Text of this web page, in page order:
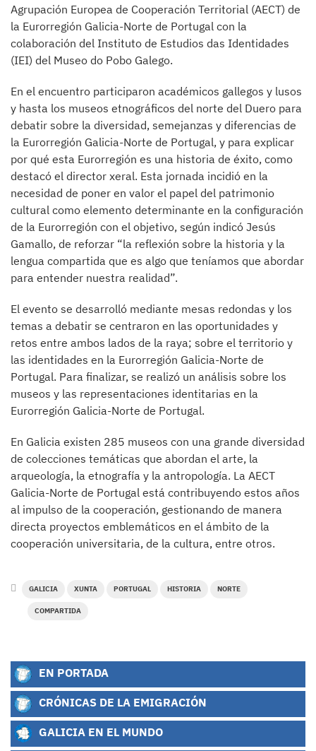
Agrupación Europea de Cooperación Territorial (AECT) de
la Eurorregión Galicia-Norte de Portugal con la
colaboración del Instituto de Estudios das Identidades
(IEI) del Museo do Pobo Galego.
En el encuentro participaron académicos gallegos y lusos
y hasta los museos etnográficos del norte del Duero para
debatir sobre la diversidad, semejanzas y diferencias de
la Eurorregión Galicia-Norte de Portugal, y para explicar
por qué esta Eurorregión es una historia de éxito, como
destacó el director xeral. Esta jornada incidió en la
necesidad de poner en valor el papel del patrimonio
cultural como elemento determinante en la configuración
de la Eurorregión con el objetivo, según indicó Jesús
Gamallo, de reforzar “la reflexión sobre la historia y la
lengua compartida que es algo que teníamos que abordar
para entender nuestra realidad”.
El evento se desarrolló mediante mesas redondas y los
temas a debatir se centraron en las oportunidades y
retos entre ambos lados de la raya; sobre el territorio y
las identidades en la Eurorregión Galicia-Norte de
Portugal. Para finalizar, se realizó un análisis sobre los
museos y las representaciones identitarias en la
Eurorregión Galicia-Norte de Portugal.
En Galicia existen 285 museos con una grande diversidad
de colecciones temáticas que abordan el arte, la
arqueología, la etnografía y la antropología. La AECT
Galicia-Norte de Portugal está contribuyendo estos años
al impulso de la cooperación, gestionando de manera
directa proyectos emblemáticos en el ámbito de la
cooperación universitaria, de la cultura, entre otros.
GALICIA XUNTA PORTUGAL HISTORIA NORTE
COMPARTIDA
EN PORTADA
CRÓNICAS DE LA EMIGRACIÓN
GALICIA EN EL MUNDO